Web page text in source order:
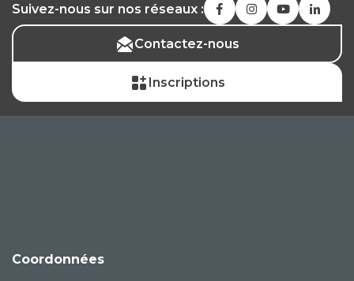
Suivez-nous sur nos réseaux :
Contactez-nous
Inscriptions
Coordonnées